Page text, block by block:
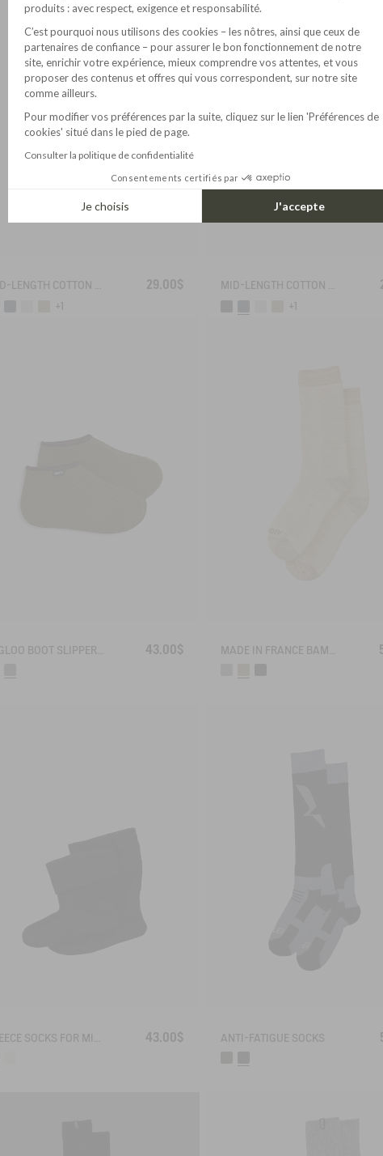
MID-LENGTH COTTON SOCKS MADE IN FRANCE 29.00$
+1
MID-LENGTH COTTON SOCKS MADE IN FRANCE
+1
43.00$
43.00$ ANTI-FATIGUE SOCKS
produits : avec respect, exigence et responsabilité.
C’est pourquoi nous utilisons des cookies – les nôtres, ainsi que ceux de
partenaires de confiance – pour assurer le bon fonctionnement de notre
site, enrichir votre expérience, mieux comprendre vos attentes, et vous
proposer des contenus et offres qui vous correspondent, sur notre site
comme ailleurs.
Pour modifier vos préférences par la suite, cliquez sur le lien 'Préférences de
cookies' situé dans le pied de page.
Consulter la politique de confidentialité
Consentements certifiés par
Je choisis J'accepte
Axeptio consent